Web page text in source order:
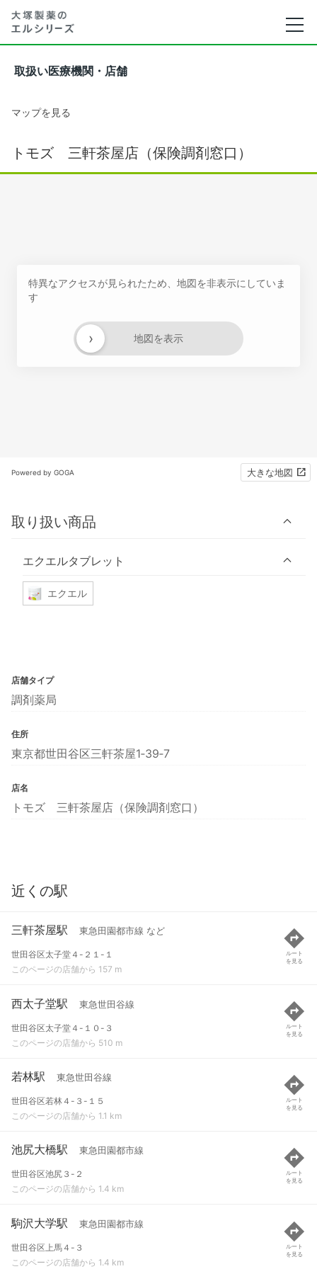
取扱い医療機関・店舗
マップを見る
トモズ 三軒茶屋店（保険調剤窓口）
特異なアクセスが見られたため、地図を非表示にしていま
す
地図を表示
›
Powered by GOGA 大きな地図
取り扱い商品
エクエルタブレット
エクエル
店舗タイプ
調剤薬局
住所
東京都世田谷区三軒茶屋1‐39‐7
店名
トモズ 三軒茶屋店（保険調剤窓口）
近くの駅
三軒茶屋駅 東急田園都市線 など
世田谷区太子堂４-２１-１
このページの店舗から 157 m
ルート
を見る
西太子堂駅 東急世田谷線
世田谷区太子堂４-１０-３
このページの店舗から 510 m
ルート
を見る
若林駅 東急世田谷線
世田谷区若林４-３-１５
このページの店舗から 1.1 km
ルート
を見る
池尻大橋駅 東急田園都市線
世田谷区池尻３-２
このページの店舗から 1.4 km
ルート
を見る
駒沢大学駅 東急田園都市線
世田谷区上馬４-３
このページの店舗から 1.4 km
ルート
を見る